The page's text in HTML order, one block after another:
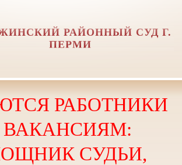
РАЙОННЫЙ СУД Г.
ПЕРМИ
РАБОТНИКИ
ВАКАНСИЯМ:
СУДЬИ,